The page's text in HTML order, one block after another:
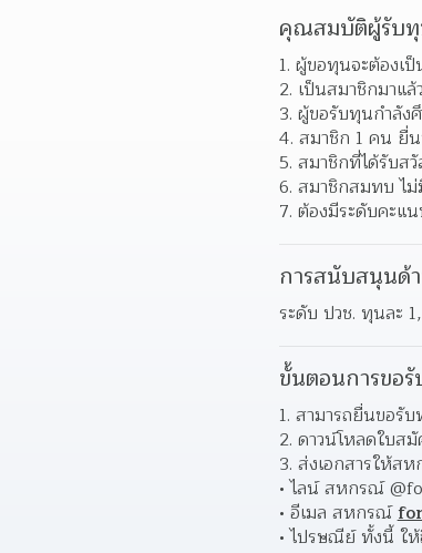
คุณสมบัติผู้รับ
ผู้ขอทุนจะต้องเ
เป็นสมาชิกมาแ
ผู้ขอรับทุนกำลัง
สมาชิก 1 คน ยื่
สมาชิกที่ได้รับส
สมาชิกสมทบ ไ
ต้องมีระดับคะแ
การสนับสนุนด้
ระดับ ปวช. ทุนละ
ขั้นตอนการขอ
สามารถยื่นขอรั
ดาวน์โหลดใบส
ส่งเอกสารให้ส
ไลน์ สหกรณ์
อีเมล สหกรณ์
ไปรษณีย์ ทั้งนี้ ให้